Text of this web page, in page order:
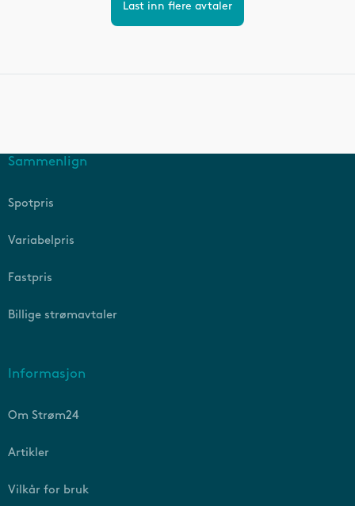
Last inn flere avtaler
Sammenlign
Spotpris
Variabelpris
Fastpris
Billige strømavtaler
Informasjon
Om Strøm24
Artikler
Vilkår for bruk